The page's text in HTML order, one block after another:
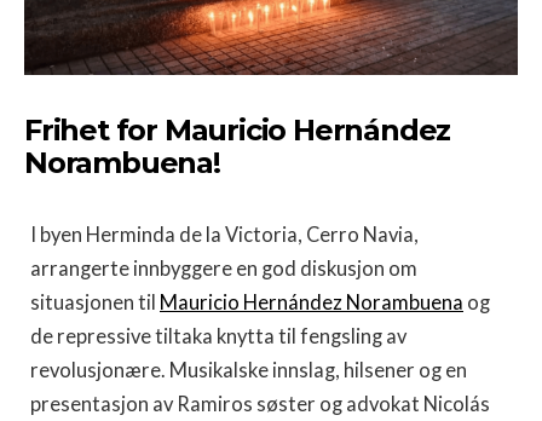
Frihet for Mauricio Hernández
Norambuena!
I byen Herminda de la Victoria, Cerro Navia,
arrangerte innbyggere en god diskusjon om
situasjonen til Mauricio Hernández Norambuena og
de repressive tiltaka knytta til fengsling av
revolusjonære. Musikalske innslag, hilsener og en
presentasjon av Ramiros søster og advokat Nicolás